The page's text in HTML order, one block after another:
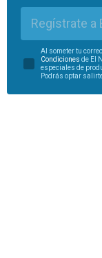
Regístrate a
Al someter tu
Condiciones de El
especiales de
Podrás optar